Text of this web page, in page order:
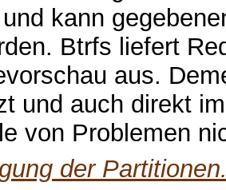
kann
Btrfs liefert
aus.
und auch direkt
von Problemen
der